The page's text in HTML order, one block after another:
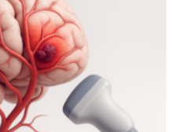
Industrielle
Zentrales
(ZIM) und
KOM. Auf dem
am 5. Juni 2025 in
für
gute Nachricht: